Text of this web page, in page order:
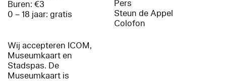
Buren: €3
0 – 18 jaar: gratis
Wij accepteren ICOM,
Museumkaart en
Stadspas. De
Museumkaart is
Pers
Steun de Appel
Colofon